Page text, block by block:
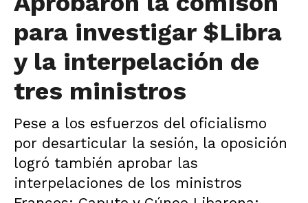
para investigar $Libra
y la interpelación de
tres ministros
Pese a los esfuerzos del oficialismo
por desarticular la sesión, la oposición
logró también aprobar las
interpelaciones de los ministros